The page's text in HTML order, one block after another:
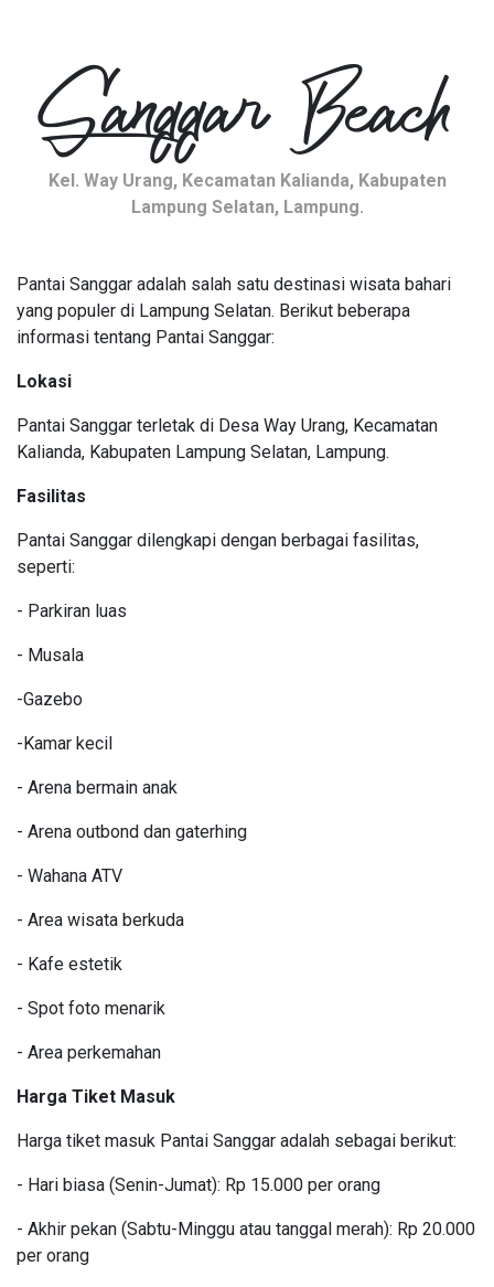
Sanggar Beach
Kel. Way Urang, Kecamatan Kalianda, Kabupaten
Lampung Selatan, Lampung.
Pantai Sanggar adalah salah satu destinasi wisata bahari
yang populer di Lampung Selatan. Berikut beberapa
informasi tentang Pantai Sanggar:
Lokasi
Pantai Sanggar terletak di Desa Way Urang, Kecamatan
Kalianda, Kabupaten Lampung Selatan, Lampung.
Fasilitas
Pantai Sanggar dilengkapi dengan berbagai fasilitas,
seperti:
- Parkiran luas
- Musala
-Gazebo
-Kamar kecil
- Arena bermain anak
- Arena outbond dan gaterhing
- Wahana ATV
- Area wisata berkuda
- Kafe estetik
- Spot foto menarik
- Area perkemahan
Harga Tiket Masuk
Harga tiket masuk Pantai Sanggar adalah sebagai berikut:
- Hari biasa (Senin-Jumat): Rp 15.000 per orang
- Akhir pekan (Sabtu-Minggu atau tanggal merah): Rp 20.000
per orang